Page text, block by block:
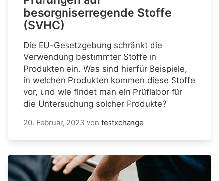
besorgniserregende Stoffe
(SVHC)
Die EU-Gesetzgebung schränkt die
Verwendung bestimmter Stoffe in
Produkten ein. Was sind hierfür Beispiele,
in welchen Produkten kommen diese Stoffe
vor, und wie findet man ein Prüflabor für
die Untersuchung solcher Produkte?
20. Februar, 2023 von testxchange